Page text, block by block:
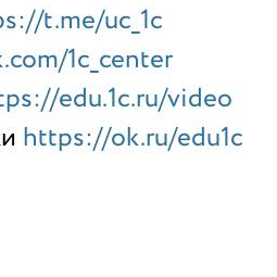
t.me/uc_1c
1c_center
edu.1c.ru/video
https://ok.ru/edu1c